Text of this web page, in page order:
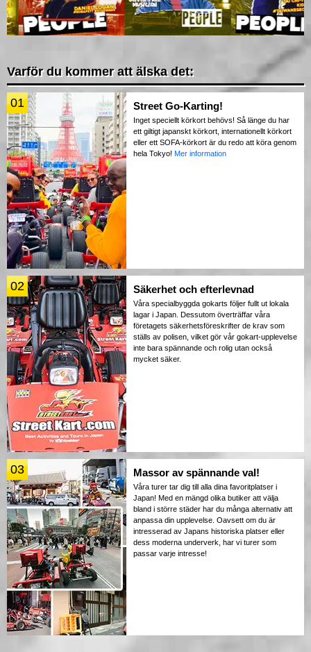
Varför du kommer att älska det:
01 Street Go-Karting!
Inget speciellt körkort behövs! Så länge du har
ett giltigt japanskt körkort, internationellt körkort
eller ett SOFA-körkort är du redo att köra genom
hela Tokyo! Mer information
02 Säkerhet och efterlevnad
Våra specialbyggda gokarts följer fullt ut lokala
lagar i Japan. Dessutom överträffar våra
företagets säkerhetsföreskrifter de krav som
ställs av polisen, vilket gör vår gokart-upplevelse
inte bara spännande och rolig utan också
mycket säker.
03 Massor av spännande val!
Våra turer tar dig till alla dina favoritplatser i
Japan! Med en mängd olika butiker att välja
bland i större städer har du många alternativ att
anpassa din upplevelse. Oavsett om du är
intresserad av Japans historiska platser eller
dess moderna underverk, har vi turer som
passar varje intresse!